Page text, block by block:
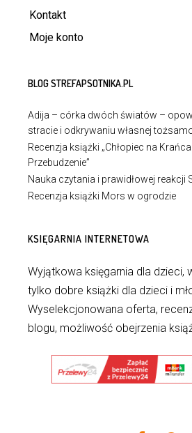
Kontakt
Moje konto
BLOG STREFAPSOTNIKA.PL
Adija – córka dwóch światów –
stracie i odkrywaniu własnej
Recenzja książki „Chłopiec na
Przebudzenie”
Nauka czytania i prawidłowej reakcji
Recenzja książki Mors w ogrodzie
KSIĘGARNIA INTERNETOWA
Wyjątkowa księgarnia dla dzieci,
tylko dobre książki dla dzieci i
Wyselekcjonowana oferta,
blogu, możliwość obejrzenia